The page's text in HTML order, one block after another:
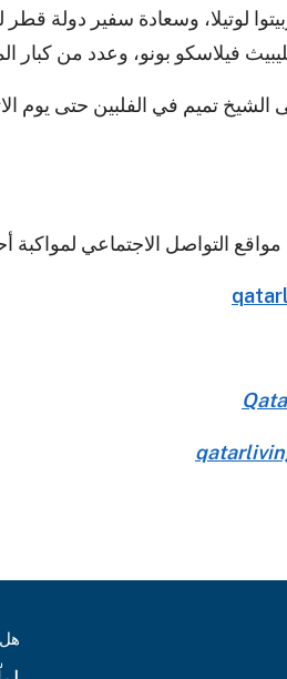
لوتيلا، وسعادة سفير
فيلاسكو بونو، وعدد من كبار
الشيخ تميم في الفلبين حتى يوم
مواقع التواصل الاجتماعي